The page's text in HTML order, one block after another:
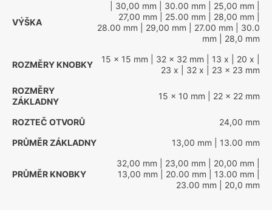
VÝŠKA
| 30,00 mm | 30.00 mm | 25,00 mm
27,00 mm | 25.00 mm | 28,00 mm
28.00 mm | 29,00 mm | 27.00 mm | 30.0
mm | 28,0 mm
ROZMĚRY KNOBKY
15 x 15 mm | 32 x 32 mm | 13 x | 20 x
23 x | 32 x | 23 x 23 mm
ROZMĚRY
ZÁKLADNY
15 x 10 mm | 22 x 22 mm
ROZTEČ OTVORŮ
24,00 mm
PRŮMĚR ZÁKLADNY
13,00 mm | 13.00 mm
PRŮMĚR KNOBKY
32,00 mm | 23,00 mm | 20,00 mm
13,00 mm | 20.00 mm | 13.00 mm
23.00 mm | 20,0 mm